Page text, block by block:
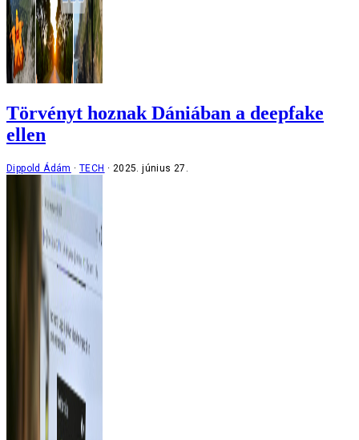
Törvényt hoznak Dániában a deepfake
ellen
Dippold Ádám TECH 2025. június 27.